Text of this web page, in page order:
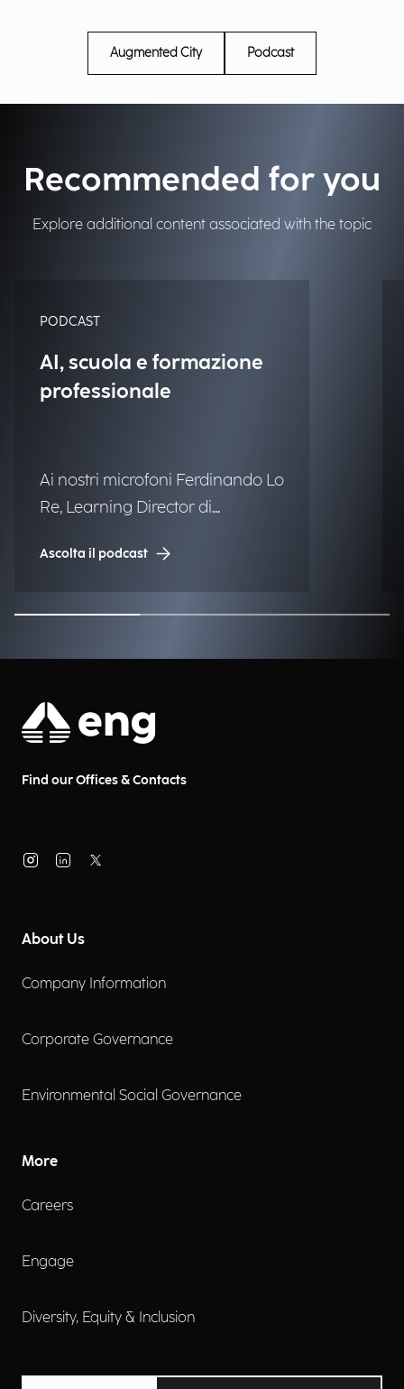
Augmented City Podcast
Recommended for you
Explore additional content associated with the topic
PODCAST
AI, scuola e formazione
professionale
Ai nostri microfoni Ferdinando Lo
Re, Learning Director di
Ascolta il podcast
Find our Offices & Contacts
About Us
Company Information
Corporate Governance
Environmental Social Governance
More
Careers
Engage
Diversity, Equity & Inclusion